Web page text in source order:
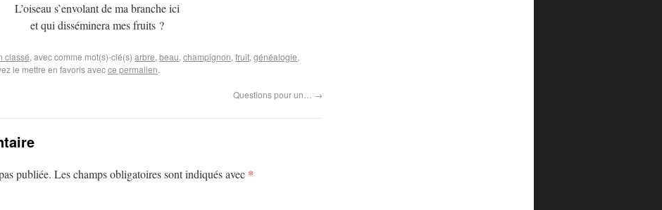
L’oiseau s’envolant de ma branche ici
et qui disséminera mes fruits ?
classé, avec comme mot(s)-clé(s) arbre, beau, champignon, fruit, généalogie,
le mettre en favoris avecce permalien.
Questions pour un… →
publiée. Les champs obligatoires sont indiqués avec *